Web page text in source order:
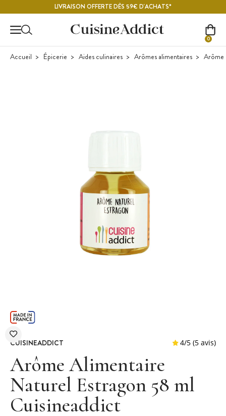
LIVRAISON OFFERTE DÈS 59€ D'ACHATS*
0
Accueil Épicerie Aides culinaires Arômes alimentaires Arôme
CUISINEADDICT
Arôme Alimentaire
Naturel Estragon 58 ml
Cuisineaddict